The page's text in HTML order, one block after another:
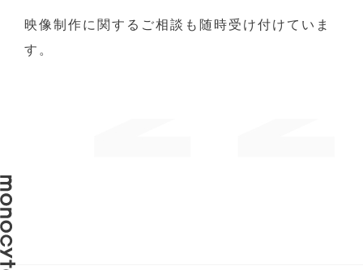
映像制作に関するご相談も随時受け付けていま
す。